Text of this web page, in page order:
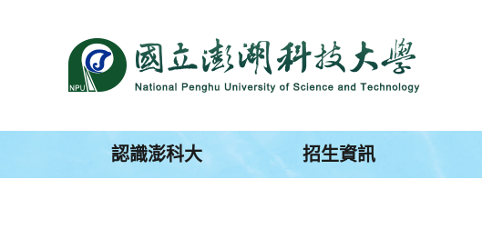
區
認識澎科大 招生資訊